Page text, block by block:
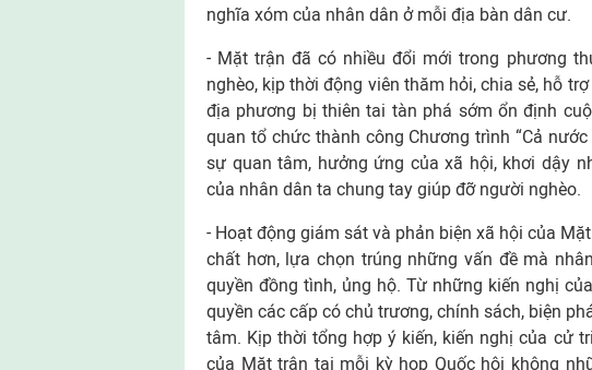
nghĩa xóm của nhân dân ở mỗi địa bàn dân cư.
- Mặt trận đã có nhiều đổi mới trong phương
nghèo, kịp thời động viên thăm hỏi, chia sẻ, hỗ
địa phương bị thiên tai tàn phá sớm ổn định
quan tổ chức thành công Chương trình “Cả
sự quan tâm, hưởng ứng của xã hội, khơi dậy
của nhân dân ta chung tay giúp đỡ người nghèo.
- Hoạt động giám sát và phản biện xã hội của
chất hơn, lựa chọn trúng những vấn đề mà
quyền đồng tình, ủng hộ. Từ những kiến nghị
quyền các cấp có chủ trương, chính sách, biện
tâm. Kịp thời tổng hợp ý kiến, kiến nghị của cử
của Mặt trận tại mỗi kỳ họp Quốc hội không